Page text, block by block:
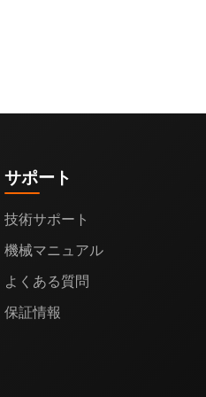
サポート
技術サポート
機械マニュアル
よくある質問
保証情報